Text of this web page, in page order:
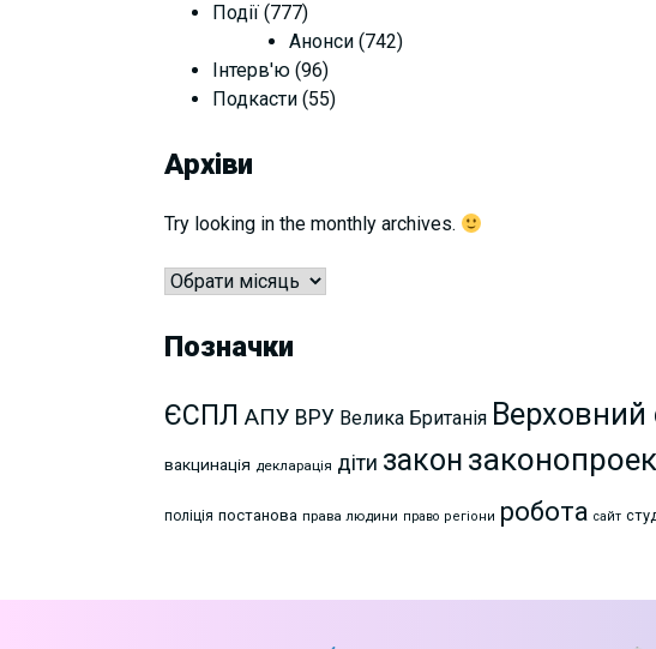
Події (777)
Анонси (742)
Інтерв'ю (96)
Подкасти (55)
Архіви
Try looking in the monthly archives.
Архіви
Позначки
ЄСПЛ АПУ ВРУ Велика Британія Верховний
вакцинація декларація діти закон
поліція постанова права людини право регіони робота сайт